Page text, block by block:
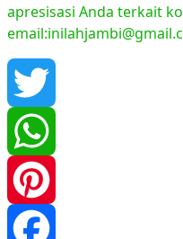
apresisasi Anda terkait
Twitter
WhatsApp
Pinterest